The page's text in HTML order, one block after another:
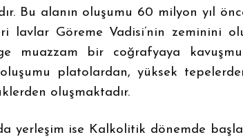
Bu alanın oluşumu 60 milyon yıl
lavlar Göreme Vadisi’nin zeminini
muazzam bir coğrafyaya
oluşumu platolardan, yüksek
oluşmaktadır.
yerleşim ise Kalkolitik dönemde